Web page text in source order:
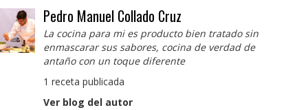
Pedro Manuel Collado Cruz
La cocina para mi es producto bien tratado sin
enmascarar sus sabores, cocina de verdad de
antaño con un toque diferente
1 receta publicada
Ver blog del autor